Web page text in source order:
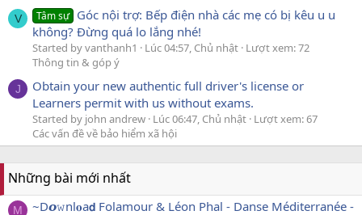
V Tâm sự Góc nội trợ: Bếp điện nhà các mẹ có bị kêu u u
không? Đừng quá lo lắng nhé!
Started by vanthanh1 Lúc 04:57, Chủ nhật Lượt xem: 72
Thông tin & góp ý
J
Obtain your new authentic full driver's license or
Learners permit with us without exams.
Started by john andrew Lúc 06:47, Chủ nhật Lượt xem: 67
Các vấn đề về bảo hiểm xã hội
Những bài mới nhất
M
~D𝙤𝚠nl𝐨a𝗱 Folamour & Léon Phal - Danse Méditerranée -